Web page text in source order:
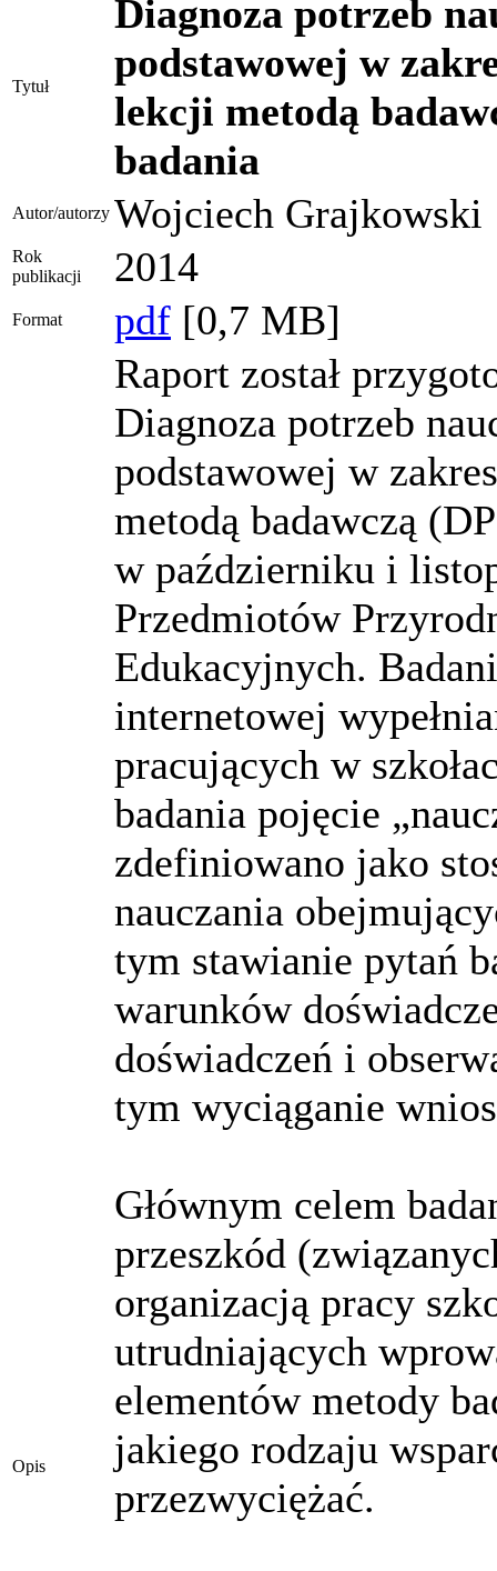
Tytuł
Diagnoza potrzeb
podstawowej w
lekcji metodą
badania
Autor/autorzy Wojciech Grajkowski
Rok
publikacji
2014
Format pdf [0,7 MB]
Opis
Raport został
Diagnoza potrzeb
podstawowej w
metodą badawczą
w październiku i
Przedmiotów
Edukacyjnych.
internetowej
pracujących w
badania pojęcie
zdefiniowano jako
nauczania
tym stawianie pytań
warunków
doświadczeń i
tym wyciąganie
Głównym celem
przeszkód
organizacją pracy
utrudniających
elementów metody
jakiego rodzaju
przezwyciężać.